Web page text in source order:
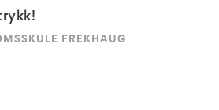
FREKHAUG